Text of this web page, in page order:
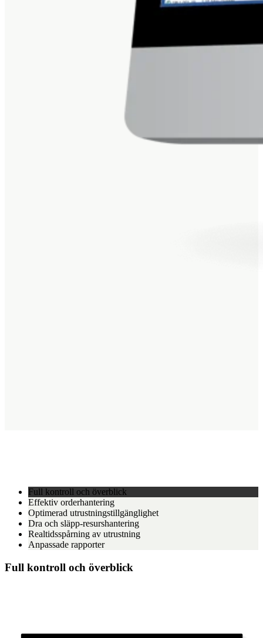
Full kontroll och överblick
Effektiv orderhantering
Optimerad utrustningstillgänglighet
Dra och släpp-resurshantering
Realtidsspårning av utrustning
Anpassade rapporter
Full kontroll och överblick